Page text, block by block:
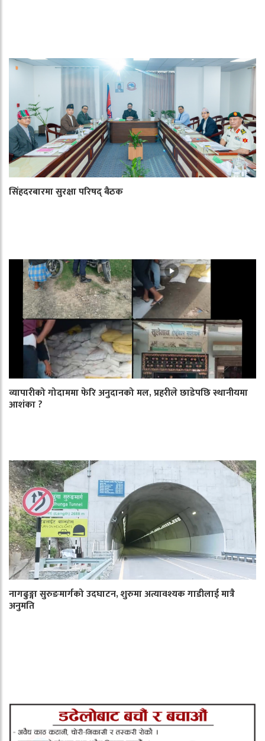
सिंहदरबारमा सुरक्षा परिषद् बैठक
व्यापारीको गोदाममा फेरि अनुदानको मल, प्रहरीले छाडेपछि स्थानीयमा
आशंका ?
नागढुङ्गा सुरुङमार्गको उदघाटन, शुरुमा अत्यावश्यक गाडीलाई मात्रै
अनुमति